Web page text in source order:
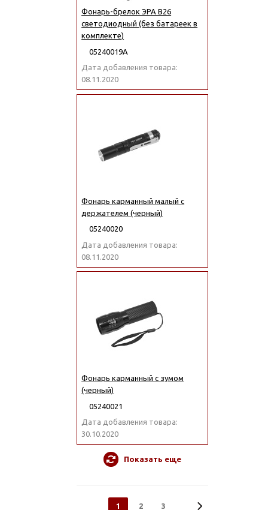
Фонарь-брелок ЭРА B26
светодиодный (без батареек в
комплекте)
05240019А
Дата добавления товара:
08.11.2020
Фонарь карманный малый с
держателем (черный)
05240020
Дата добавления товара:
08.11.2020
Фонарь карманный с зумом
(черный)
05240021
Дата добавления товара:
30.10.2020
Показать еще
1 2 3